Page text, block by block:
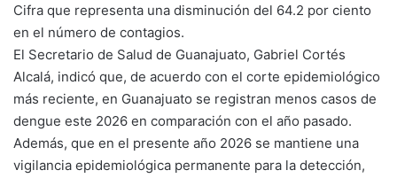
Cifra que representa una disminución del 64.2 por ciento
en el número de contagios.
El Secretario de Salud de Guanajuato, Gabriel Cortés
Alcalá, indicó que, de acuerdo con el corte epidemiológico
más reciente, en Guanajuato se registran menos casos de
dengue este 2026 en comparación con el año pasado.
Además, que en el presente año 2026 se mantiene una
vigilancia epidemiológica permanente para la detección,